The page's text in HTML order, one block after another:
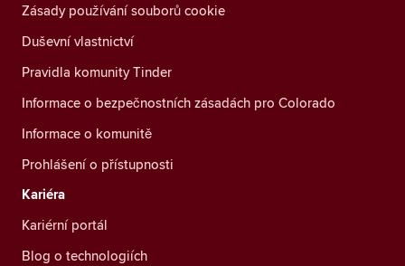
Zásady používání souborů cookie
Duševní vlastnictví
Pravidla komunity Tinder
Informace o bezpečnostních zásadách pro Colorado
Informace o komunitě
Prohlášení o přístupnosti
Kariéra
Kariérní portál
Blog o technologiích